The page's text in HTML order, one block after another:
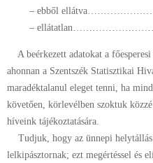
– ebből
–
A beérkezett adatokat a
ahonnan a Szentszék Statisztikai
maradéktalanul eleget tenni, ha
követően, körlevélben szoktuk
híveink tájékoztatására.
Tudjuk, hogy az ünnepi helytállás
lelkipásztornak; ezt megértéssel és